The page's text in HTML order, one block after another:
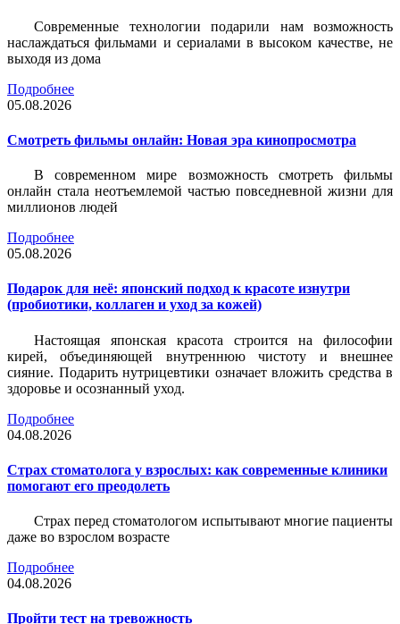
Современные технологии подарили нам возможность
наслаждаться фильмами и сериалами в высоком качестве, не
выходя из дома
Подробнее
05.08.2026
Смотреть фильмы онлайн: Новая эра кинопросмотра
В современном мире возможность смотреть фильмы
онлайн стала неотъемлемой частью повседневной жизни для
миллионов людей
Подробнее
05.08.2026
Подарок для неё: японский подход к красоте изнутри
(пробиотики, коллаген и уход за кожей)
Настоящая японская красота строится на философии
кирей, объединяющей внутреннюю чистоту и внешнее
сияние. Подарить нутрицевтики означает вложить средства в
здоровье и осознанный уход.
Подробнее
04.08.2026
Страх стоматолога у взрослых: как современные клиники
помогают его преодолеть
Страх перед стоматологом испытывают многие пациенты
даже во взрослом возрасте
Подробнее
04.08.2026
Пройти тест на тревожность